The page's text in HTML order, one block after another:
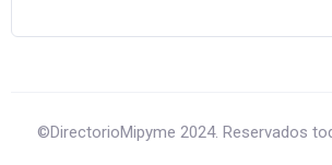
©DirectorioMipyme 2024. Reservados